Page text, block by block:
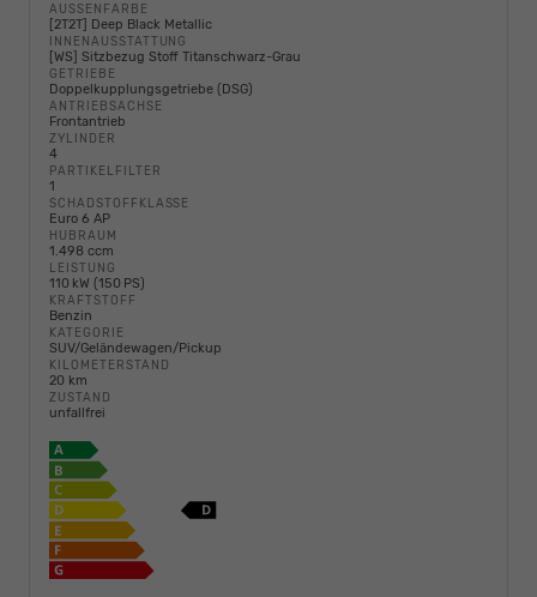
AUSSENFARBE
[2T2T] Deep Black Metallic
INNENAUSSTATTUNG
[WS] Sitzbezug Stoff Titanschwarz-Grau
GETRIEBE
Doppelkupplungsgetriebe (DSG)
ANTRIEBSACHSE
Frontantrieb
ZYLINDER
4
PARTIKELFILTER
1
SCHADSTOFFKLASSE
Euro 6 AP
HUBRAUM
1.498 ccm
LEISTUNG
110 kW (150 PS)
KRAFTSTOFF
Benzin
KATEGORIE
SUV/Geländewagen/Pickup
KILOMETERSTAND
20 km
ZUSTAND
unfallfrei